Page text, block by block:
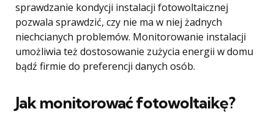
sprawdzanie kondycji instalacji fotowoltaicznej
pozwala sprawdzić, czy nie ma w niej żadnych
niechcianych problemów. Monitorowanie instalacji
umożliwia też dostosowanie zużycia energii w domu
bądź firmie do preferencji danych osób.
Jak monitorować fotowoltaikę?